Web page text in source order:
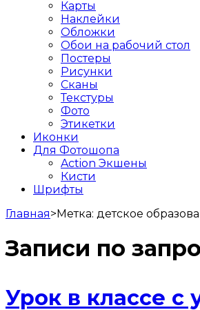
Карты
Наклейки
Обложки
Обои на рабочий стол
Постеры
Рисунки
Сканы
Текстуры
Фото
Этикетки
Иконки
Для Фотошопа
Action Экшены
Кисти
Шрифты
Главная>Метка: детское
Записи по
Урок в классе с